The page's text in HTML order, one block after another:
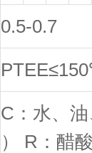
0.5-0.7
C：水、
） R：醋